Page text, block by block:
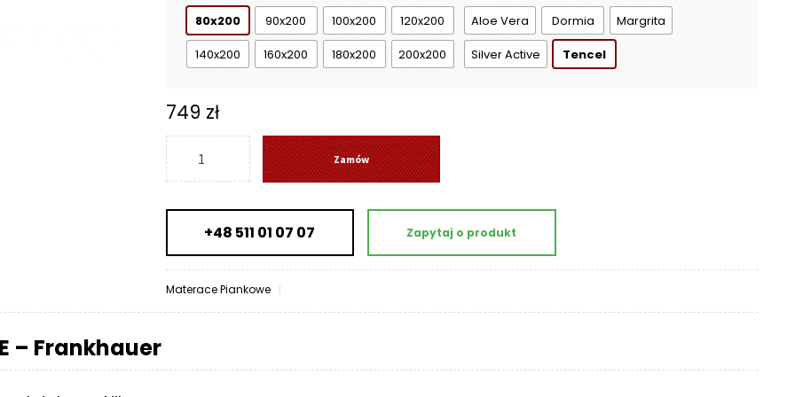
486 zł
80x200 90x200 100x200
120x200
140x200
160x200 180x200 200x200
Aloe Vera Dormia
Margrita
Silver Active
Tencel
749 zł
ilość
Materac
-
Frankhauer
Zamów
+48 511 01 07 07 Zapytaj o produkt
Materace Piankowe
– Frankhauer